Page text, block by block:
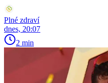
Plné zdraví
dnes, 20:07
2 min